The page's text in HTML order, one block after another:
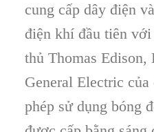
cung cấp dây điện
điện khí đầu tiên
thủ Thomas Edison,
General Electric
phép sử dụng bóng